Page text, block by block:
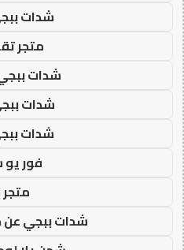
شدات
متجر
شدات
شدات
شدات
فور
متجر 4u
شدات ببجي عن